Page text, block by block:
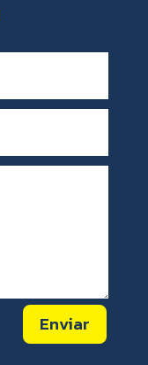
Enviar